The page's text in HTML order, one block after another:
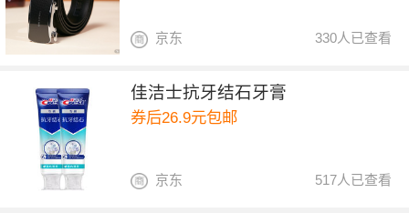
330人已查看
京东
佳洁士抗牙结石牙膏
券后26.9元包邮
517人已查看
京东